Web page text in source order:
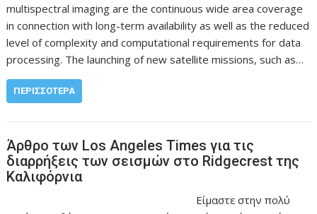
multispectral imaging are the continuous wide area coverage
in connection with long-term availability as well as the reduced
level of complexity and computational requirements for data
processing. The launching of new satellite missions, such as…
ΠΕΡΙΣΣΌΤΕΡΑ
Άρθρο των Los Angeles Times για τις
διαρρήξεις των σεισμών στο Ridgecrest της
Καλιφόρνια
Είμαστε στην πολύ